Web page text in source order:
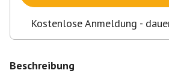
Kostenlose Anmeldung -
Beschreibung